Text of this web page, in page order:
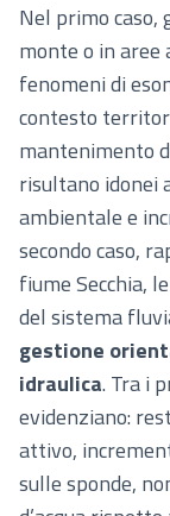
Nel primo
monte o in aree
fenomeni di
contesto
mantenimento
risultano idonei
ambientale e
secondo caso,
fiume Secchia,
del sistema
gestione
idraulica. Tra i
evidenziano:
attivo,
sulle sponde,